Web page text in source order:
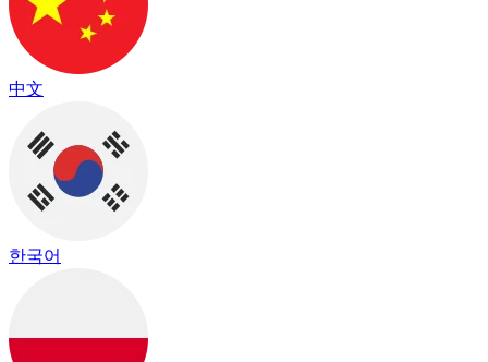
中文
한국어